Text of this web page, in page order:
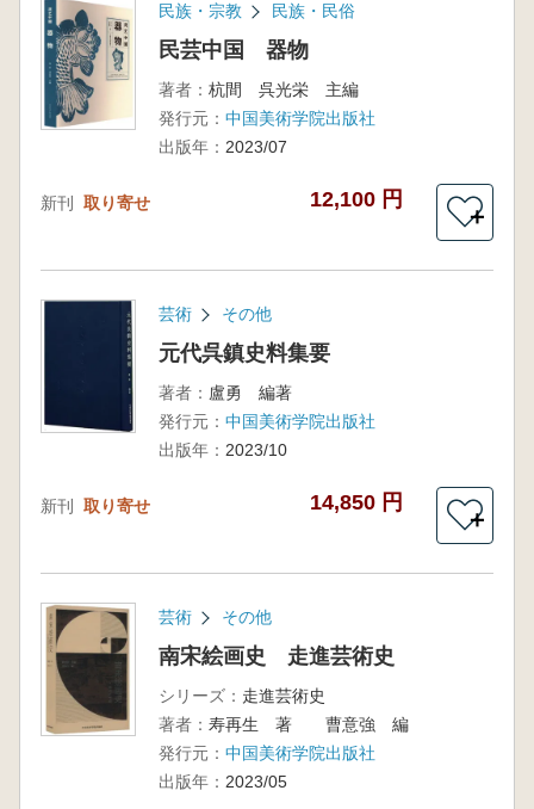
民族・宗教 民族・民俗
民芸中国 器物
著者： 杭間 呉光栄 主編
発行元： 中国美術学院出版社
出版年： 2023/07
新刊 取り寄せ 12,100 円
＋
芸術 その他
元代呉鎮史料集要
著者： 盧勇 編著
発行元： 中国美術学院出版社
出版年： 2023/10
新刊 取り寄せ 14,850 円
＋
芸術 その他
南宋絵画史 走進芸術史
シリーズ： 走進芸術史
著者： 寿再生 著 曹意強 編
発行元： 中国美術学院出版社
出版年： 2023/05